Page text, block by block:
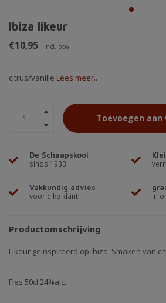
Ibiza likeur
€10,95 Incl. btw
citrus/vanille Lees meer..
Toevoegen
De Schaapskooi
sinds 1933
Vakkundig advies
voor elke klant
in
Productomschrijving
Likeur geinspireerd op Ibiza. Smaken van
Fles 50cl 24%alc.